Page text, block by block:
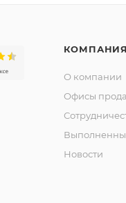
КОМПАНИЯ
О компании
Офисы
Новости